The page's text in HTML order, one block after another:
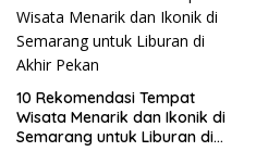
10 Rekomendasi Tempat
Wisata Menarik dan Ikonik di
Semarang untuk Liburan di